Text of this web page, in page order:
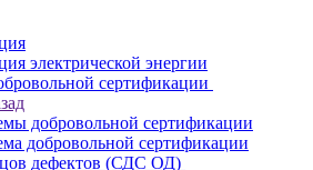
электрической энергии
сертификации
добровольной сертификации
добровольной сертификации
дефектов (СДС ОД)